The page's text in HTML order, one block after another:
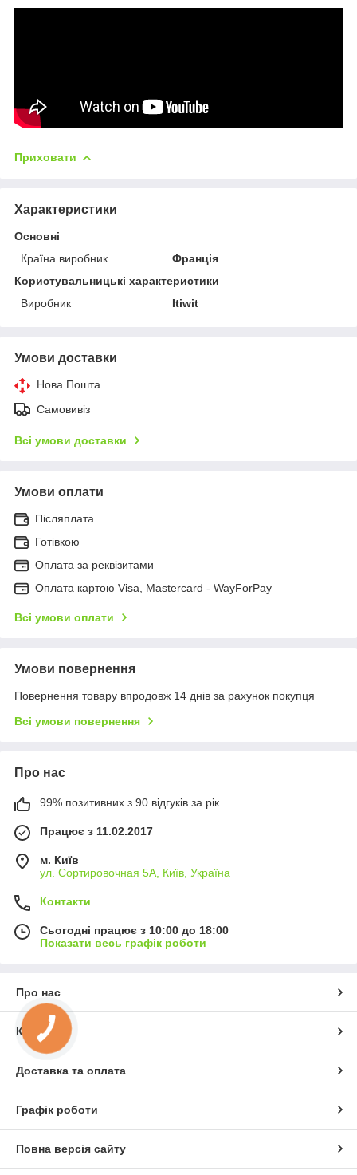
Приховати
Характеристики
Основні
Країна виробник
Франція
Користувальницькі характеристики
Виробник
Itiwit
Умови доставки
Нова Пошта
Самовивіз
Всі умови доставки
Умови оплати
Післяплата
Готівкою
Оплата за реквізитами
Оплата картою Visa, Mastercard - WayForPay
Всі умови оплати
Умови повернення
Повернення товару впродовж 14 днів за рахунок покупця
Всі умови повернення
Про нас
99% позитивних з 90 відгуків за рік
Працює з 11.02.2017
м. Київ
ул. Сортировочная 5А, Київ, Україна
Контакти
Сьогодні працює з 10:00 до 18:00
Показати весь графік роботи
Про нас
Контакти
Доставка та оплата
Графік роботи
Повна версія сайту